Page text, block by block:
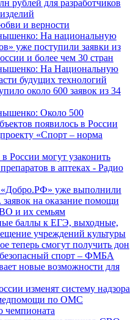
рублей для разработчиков
и верности
На национальную
уже поступили заявки из
и более чем 30 стран
На Национальную
будущих технологий
около 600 заявок из 34
Около 500
появилось в России
«Спорт – норма
России могут узаконить
в аптеках - Радио
уже выполнили
заявок на оказание помощи
и их семьям
баллы к ЕГЭ, выходные,
учреждений культуры
теперь смогут получить дон
спорт – ФМБА
новые возможности для
изменят систему надзора
медпомощи по ОМС
чемпионата